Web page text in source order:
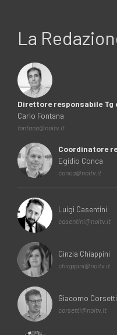
La
Direttore responsabile Tg
Carlo Fontana
fontana@noitv.it
Coordinatore
Egidio Conca
conca@noitv.it
Luigi Casentini
casentini@noitv.it
Cinzia Chiappini
chiappini@noitv.it
Giacomo Corsetti
corsetti@noitv.it